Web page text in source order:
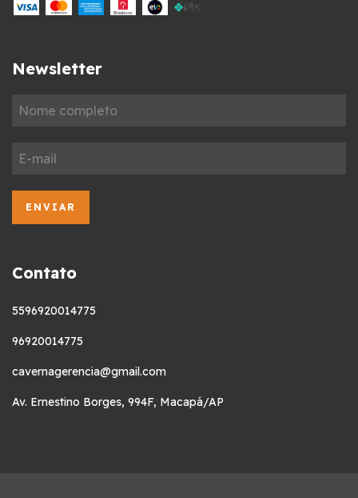
Newsletter
Contato
5596920014775
96920014775
cavernagerencia@gmail.com
Av. Ernestino Borges, 994F, Macapá/AP